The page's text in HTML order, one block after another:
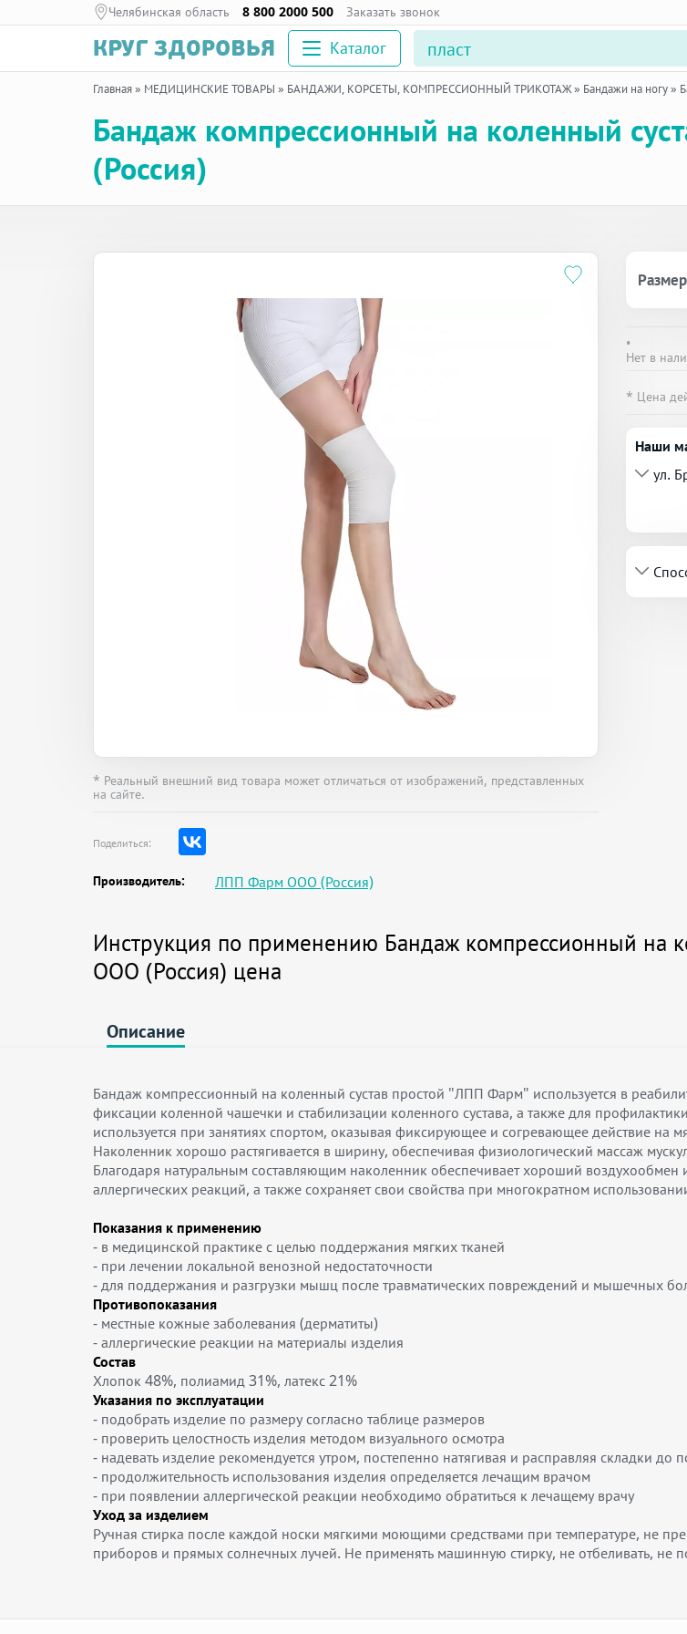
Челябинская область 8 800 2000 500 Заказать звонок
Каталог
Главная» МЕДИЦИНСКИЕ ТОВАРЫ » БАНДАЖИ, КОРСЕТЫ, КОМПРЕССИОННЫЙ ТРИКОТАЖ» Бандажи на ногу»
Бандаж компрессионный на коленный
(Россия)
* Реальный внешний вид товара может отличаться от изображений, представленных
на сайте.
Поделиться:
Производитель: ЛПП Фарм ООО (Россия)
Размер
•
Нет в
* Цена
Наши
ул.
Инструкция по применению Бандаж компрессионный на
ООО (Россия) цена
Описание
Бандаж компрессионный на коленный сустав простой "ЛПП Фарм" используется в
фиксации коленной чашечки и стабилизации коленного сустава, а также для
используется при занятиях спортом, оказывая фиксирующее и согревающее действие на
Наколенник хорошо растягивается в ширину, обеспечивая физиологический массаж
Благодаря натуральным составляющим наколенник обеспечивает хороший
аллергических реакций, а также сохраняет свои свойства при многократном
Показания к применению
- в медицинской практике с целью поддержания мягких тканей
- при лечении локальной венозной недостаточности
- для поддержания и разгрузки мышц после травматических повреждений и мышечных
Противопоказания
- местные кожные заболевания (дерматиты)
- аллергические реакции на материалы изделия
Состав
Хлопок 48%, полиамид 31%, латекс 21%
Указания по эксплуатации
- подобрать изделие по размеру согласно таблице размеров
- проверить целостность изделия методом визуального осмотра
- надевать изделие рекомендуется утром, постепенно натягивая и расправляя складки до
- продолжительность использования изделия определяется лечащим врачом
- при появлении аллергической реакции необходимо обратиться к лечащему врачу
Уход за изделием
Ручная стирка после каждой носки мягкими моющими средствами при температуре, не
приборов и прямых солнечных лучей. Не применять машинную стирку, не отбеливать, не